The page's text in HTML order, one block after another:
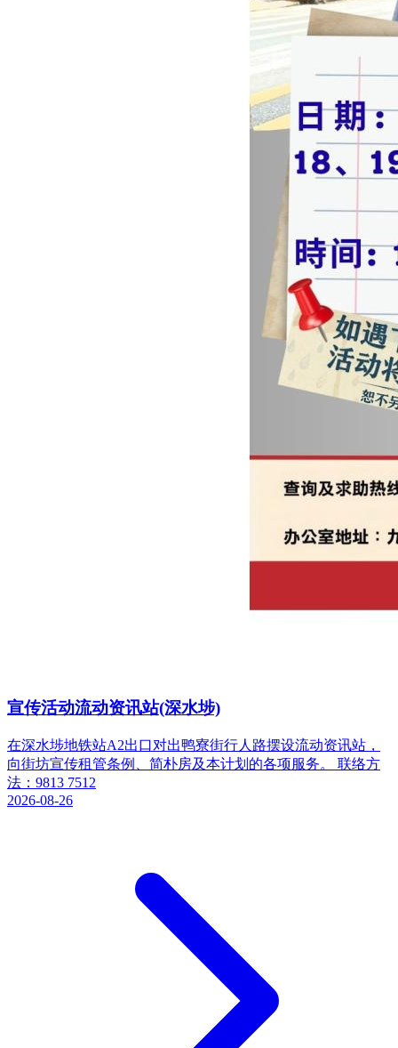
宣传活动流动资讯站(深水埗)
在深水埗地铁站A2出口对出鸭寮街行人路摆设流动资讯站，
向街坊宣传租管条例、简朴房及本计划的各项服务。 联络方
法：9813 7512
2026-08-26